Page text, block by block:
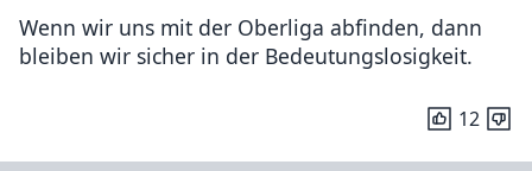
Wenn wir uns mit der Oberliga abfinden, dann
bleiben wir sicher in der Bedeutungslosigkeit.
12